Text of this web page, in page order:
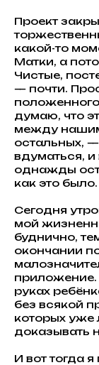
Проект
какой-то
Матки, а
Чистые,
— почти.
думаю, что
между
остальных,
вдуматься, и
однажды
как это было.
Сегодня
мой
буднично,
окончании
руках
без всякой
которых уже
доказывать
И вот тогда